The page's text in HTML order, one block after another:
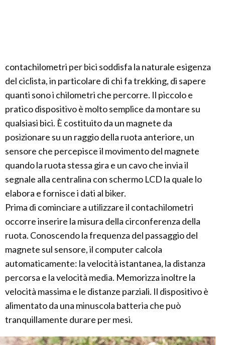
contachilometri per bici soddisfa la naturale esigenza
del ciclista, in particolare di chi fa trekking, di sapere
quanti sono i chilometri che percorre. Il piccolo e
pratico dispositivo è molto semplice da montare su
qualsiasi bici. È costituito da un magnete da
posizionare su un raggio della ruota anteriore, un
sensore che percepisce il movimento del magnete
quando la ruota stessa gira e un cavo che invia il
segnale alla centralina con schermo LCD la quale lo
elabora e fornisce i dati al biker.
Prima di cominciare a utilizzare il contachilometri
occorre inserire la misura della circonferenza della
ruota. Conoscendo la frequenza del passaggio del
magnete sul sensore, il computer calcola
automaticamente: la velocità istantanea, la distanza
percorsa e la velocità media. Memorizza inoltre la
velocità massima e le distanze parziali. Il dispositivo è
alimentato da una minuscola batteria che può
tranquillamente durare per mesi.